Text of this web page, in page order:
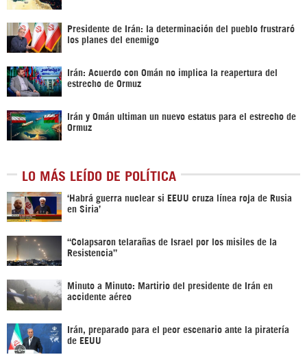
Presidente de Irán: la determinación del pueblo frustraró
los planes del enemigo
Irán: Acuerdo con Omán no implica la reapertura del
estrecho de Ormuz
Irán y Omán ultiman un nuevo estatus para el estrecho de
Ormuz
LO MÁS LEÍDO DE POLÍTICA
‎‘Habrá guerra nuclear si EEUU cruza línea roja de Rusia
en Siria’‎
“Colapsaron telarañas de Israel por los misiles de la
Resistencia”
Minuto a Minuto: Martirio del presidente de Irán en
accidente aéreo
Irán, preparado para el peor escenario ante la piratería
de EEUU